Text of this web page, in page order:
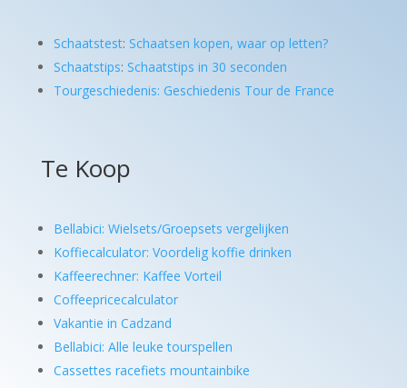
Schaatstest: Schaatsen kopen, waar op letten?
Schaatstips: Schaatstips in 30 seconden
Tourgeschiedenis: Geschiedenis Tour de France
Te Koop
Bellabici: Wielsets/Groepsets vergelijken
Koffiecalculator: Voordelig koffie drinken
Kaffeerechner: Kaffee Vorteil
Coffeepricecalculator
Vakantie in Cadzand
Bellabici: Alle leuke tourspellen
Cassettes racefiets mountainbike